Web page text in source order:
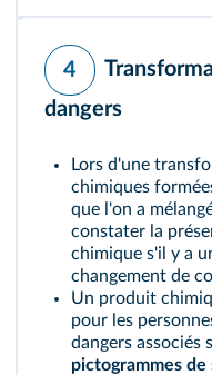
4
dangers
Lors d'une
chimiques
que l'on a
constater la
chimique s'il y a
changement de
Un produit
pour les
dangers associés
pictogrammes de